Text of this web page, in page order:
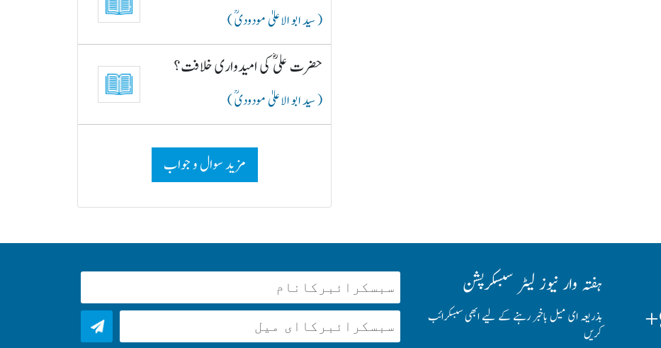
( سید ابو الاعلیٰ مودودیؒ )
حضرت علیؓ کی امیدواری خلافت؟
( سید ابو الاعلیٰ مودودیؒ )
مزید سوال و جواب
ہفتہ وار نیوز لیٹر سبسکرپشن
بذریعہ ای میل باخبر رہنے کے لیے ابھی سبسکرائب
کریں